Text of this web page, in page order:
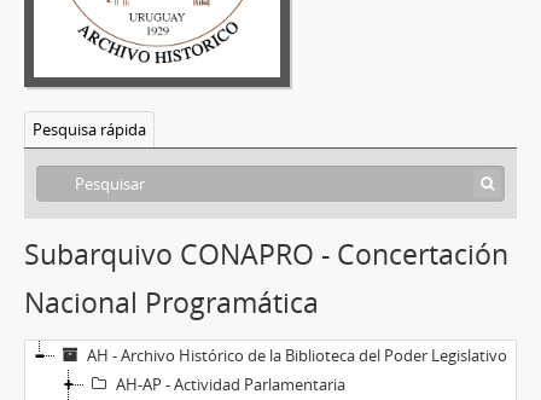
Pesquisa rápida
Subarquivo CONAPRO - Concertación
Nacional Programática
AH - Archivo Histórico de la Biblioteca del Poder Legislativo
AH-AP - Actividad Parlamentaria